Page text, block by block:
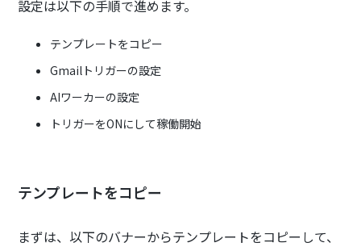
設定は以下の手順で進めます。
テンプレートをコピー
Gmailトリガーの設定
AIワーカーの設定
トリガーをONにして稼働開始
テンプレートをコピー
まずは、以下のバナーからテンプレートをコピーして、